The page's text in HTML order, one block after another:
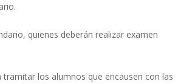
quienes deberán realizar examen
los alumnos que encausen con las